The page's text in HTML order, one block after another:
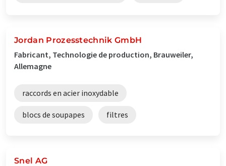
Jordan Prozesstechnik GmbH
Fabricant, Technologie de production, Brauweiler,
Allemagne
raccords en acier inoxydable
blocs de soupapes filtres
Snel AG